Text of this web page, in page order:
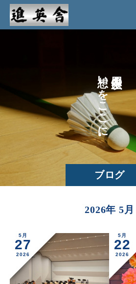
ブログ
の
い
を
こ
こ
に
。
2026年 5月
5月
27
2026
5月
22
2026